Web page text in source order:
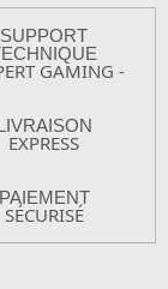
SUPPORT
GAMING -
EXPRESS
PAIEMENT
SÉCURISÉ